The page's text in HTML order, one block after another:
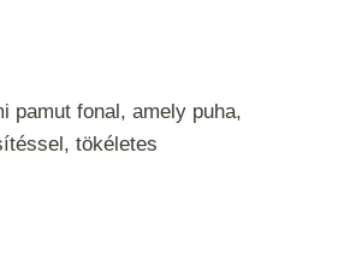
pamut fonal, amely puha,
tökéletes